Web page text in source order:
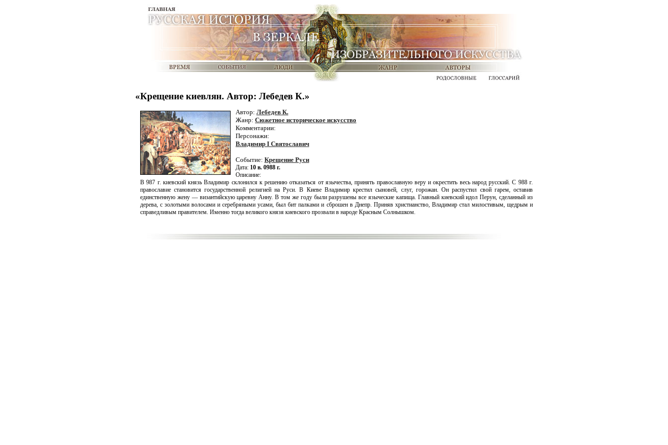
«Крещение киевлян. Автор: Лебедев К.»
Автор: Лебедев К.
Жанр: Сюжетное историческое искусство
Комментарии:
Персонажи:
Владимир I Святославич
Событие: Крещение Руси
Дата: 10 в. 0988 г.
Описание:
В 987 г. киевский князь Владимир склонился к решению отказаться от язычества, принять православную веру и окрестить весь народ русский. С 988 г.
православие становится государственной религией на Руси. В Киеве Владимир крестил сыновей, слуг, горожан. Он распустил свой гарем, оставив
единственную жену — византийскую царевну Анну. В том же году были разрушены все языческие капища. Главный киевский идол Перун, сделанный из
дерева, с золотыми волосами и серебряными усами, был бит палками и сброшен в Днепр. Приняв христианство, Владимир стал милостивым, щедрым и
справедливым правителем. Именно тогда великого князя киевского прозвали в народе Красным Солнышком.